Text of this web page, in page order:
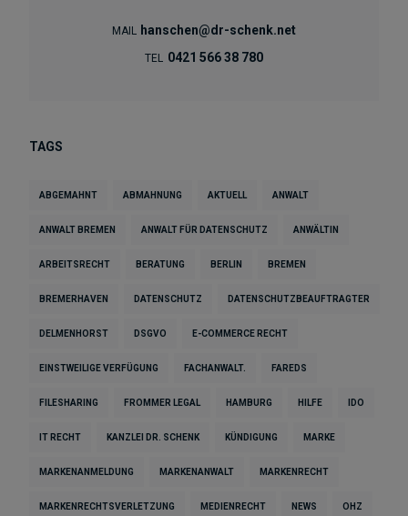
MAIL hanschen@dr-schenk.net
TEL 0421 566 38 780
TAGS
ABGEMAHNT ABMAHNUNG AKTUELL ANWALT
ANWALT BREMEN ANWALT FÜR DATENSCHUTZ ANWÄLTIN
ARBEITSRECHT BERATUNG BERLIN BREMEN
BREMERHAVEN DATENSCHUTZ DATENSCHUTZBEAUFTRAGTER
DELMENHORST DSGVO E-COMMERCE RECHT
EINSTWEILIGE VERFÜGUNG FACHANWALT. FAREDS
FILESHARING FROMMER LEGAL HAMBURG HILFE IDO
IT RECHT KANZLEI DR. SCHENK KÜNDIGUNG MARKE
MARKENANMELDUNG MARKENANWALT MARKENRECHT
MARKENRECHTSVERLETZUNG MEDIENRECHT NEWS OHZ